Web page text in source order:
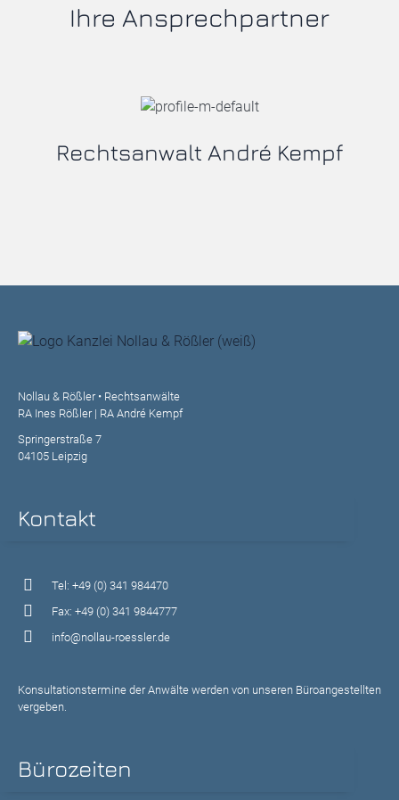
Ihre Ansprechpartner
Rechtsanwalt André Kempf
Nollau & Rößler • Rechtsanwälte
RA Ines Rößler | RA André Kempf
Springerstraße 7
04105 Leipzig
Kontakt
Tel: +49 (0) 341 984470
Fax: +49 (0) 341 9844777
info@nollau-roessler.de
Konsultationstermine der Anwälte werden von unseren Büroangestellten
vergeben.
Bürozeiten